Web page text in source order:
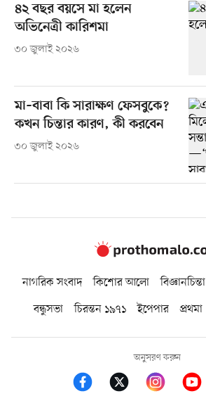
৪২ বছর বয়সে মা হলেন
অভিনেত্রী কারিশমা
৩০ জুলাই ২০২৬
মা–বাবা কি সারাক্ষণ ফেসবুকে?
কখন চিন্তার কারণ, কী করবেন
৩০ জুলাই ২০২৬
নাগরিক সংবাদ কিশোর আলো বিজ্ঞানচিন্তা
বন্ধুসভা
চিরন্তন ১৯৭১ ইপেপার প্রথমা
অনুসরণ করুন